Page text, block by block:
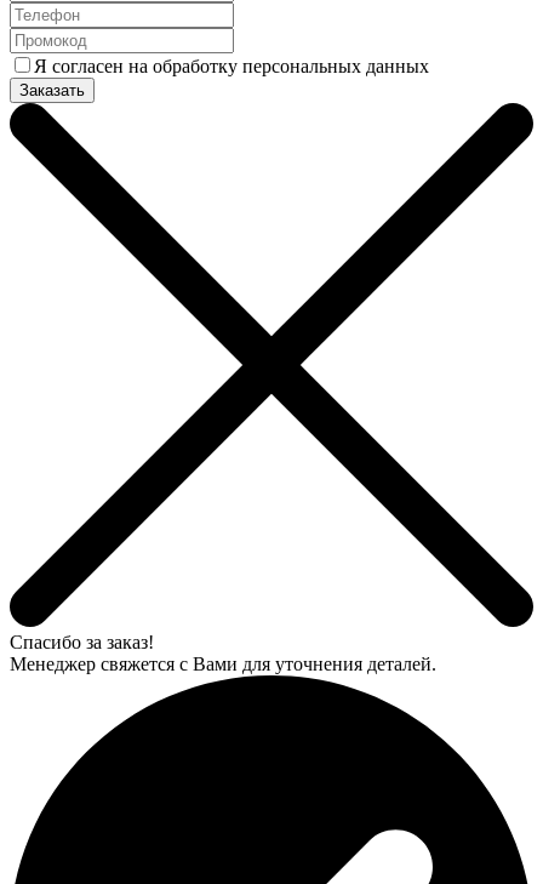
Я согласен на обработку персональных данных
Заказать
Спасибо за заказ!
Менеджер свяжется с Вами для уточнения деталей.